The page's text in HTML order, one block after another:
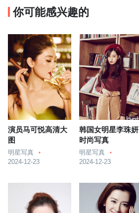
你可能感兴趣的
演员马可悦高清大
图
明星写真
2024-12-23
韩国女明星李珠妍
时尚写真
明星写真
2024-12-23